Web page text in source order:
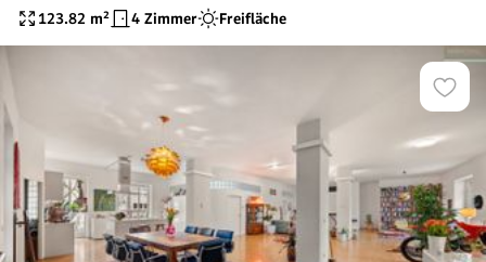
Sanierungsbedürftig | Grünblick |
Prachtvolles Jahrhundertwendehaus
123.82 m² 4 Zimmer Freifläche